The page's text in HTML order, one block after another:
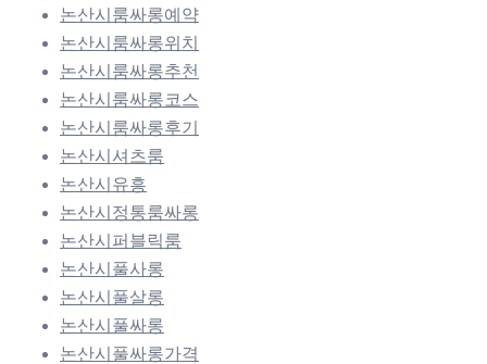
논산시룸싸롱예약
논산시룸싸롱위치
논산시룸싸롱추천
논산시룸싸롱코스
논산시룸싸롱후기
논산시셔츠룸
논산시유흥
논산시정통룸싸롱
논산시퍼블릭룸
논산시풀사롱
논산시풀살롱
논산시풀싸롱
논산시풀싸롱가격